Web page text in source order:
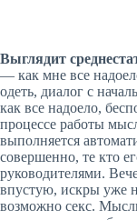
Выглядит
— как мне все
одеть, диалог с
как все надоело,
процессе работы
выполняется
совершенно, те кто
руководителями.
впустую, искры уже
возможно секс.